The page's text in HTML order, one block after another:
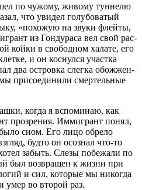
по чужо­му, живо­му тун­не­лю
что уви­дел голу­бо­ва­тый
«похо­жую на зву­ки флей­ты,
из Гон­ду­ра­са вел свой рас­
кой­ки в сво­бод­ном хала­те, его
и он кос­нул­ся участ­ка
два ост­ров­ка слег­ка обо­жжен­
при­со­еди­ни­ли смер­тель­ные
когда я вспо­ми­наю, как
про­зре­ния. Имми­грант понял,
сном. Его лицо обре­ло
буд­то он осо­знал что-то
забыть. Сле­зы побе­жа­ли по
был воз­вра­щен к жиз­ни при
и сил, кото­рые мы нико­гда
умер во вто­рой раз.